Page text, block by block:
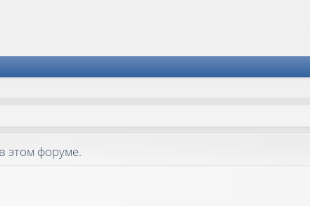
этом форуме.